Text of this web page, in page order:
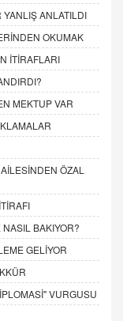
ANLATILDI
OKUMAK
İTİRAFLARI
MEKTUP VAR
ÖZAL
BAKIYOR?
GELİYOR
VURGUSU